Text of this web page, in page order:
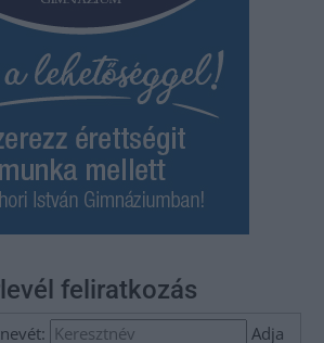
feliratkozás
Adja